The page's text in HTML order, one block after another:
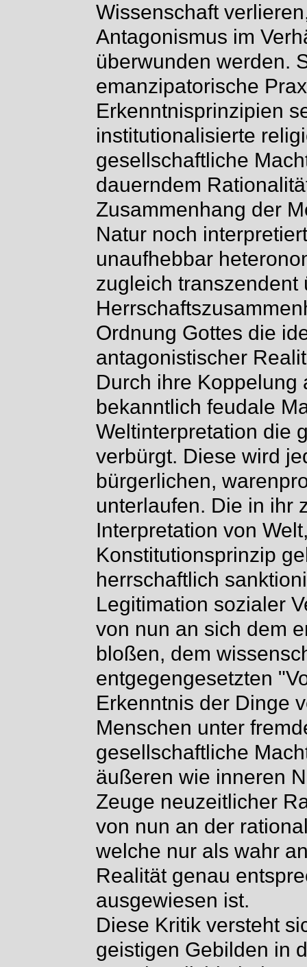
Wissenschaft
Antagonismus im
überwunden werden.
emanzipatorische
Erkenntnisprinzipien
institutionalisierte
gesellschaftliche
dauerndem
Zusammenhang der
Natur noch
unaufhebbar
zugleich transzendent
Ordnung Gottes die
antagonistischer
Durch ihre Koppelung
bekanntlich feudale
Weltinterpretation die
verbürgt. Diese wird
bürgerlichen,
unterlaufen. Die in ihr
Interpretation von
Konstitutionsprinzip
herrschaftlich
Legitimation sozialer
von nun an sich dem
bloßen, dem
entgegengesetzten
Erkenntnis der Dinge
Menschen unter
gesellschaftliche
äußeren wie inneren
Zeuge neuzeitlicher
von nun an der
welche nur als wahr
Realität genau
ausgewiesen ist.
Diese Kritik versteht
geistigen Gebilden in